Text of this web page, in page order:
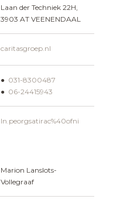
Laan der Techniek 22H,
3903 AT VEENENDAAL
caritasgroep.nl
● 031-8300487
● 06-24415943
ln.peorgsatirac%40ofni
Marion Lanslots-
Vollegraaf